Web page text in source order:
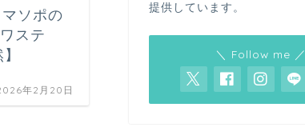
ソポの
ステ
年2月20日
提供しています。
＼ Follow me ／